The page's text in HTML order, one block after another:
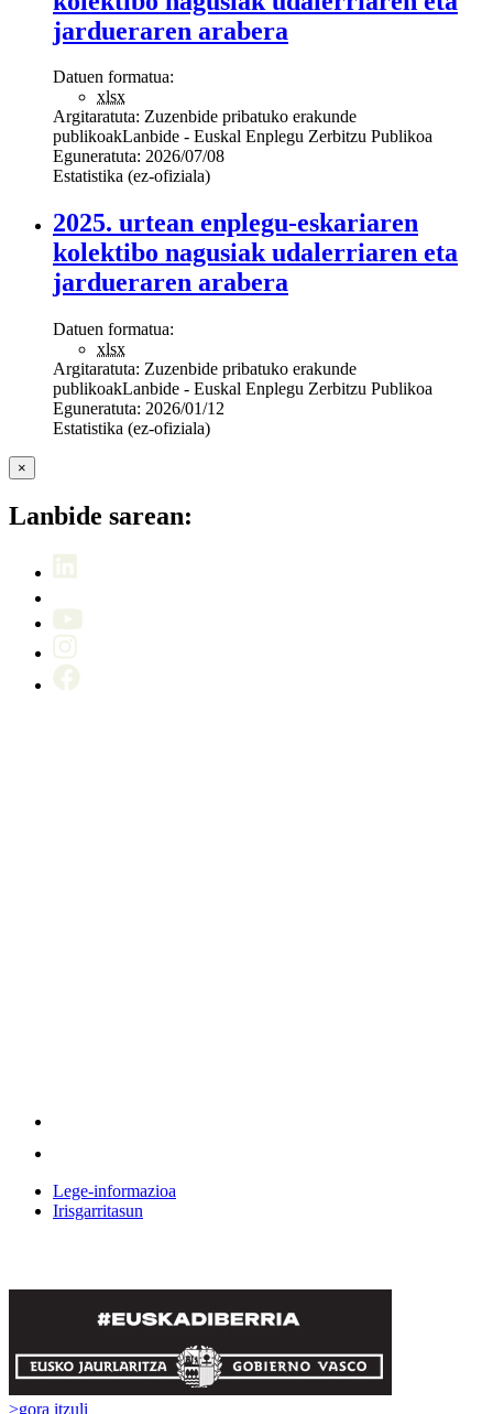
jardueraren arabera
Datuen formatua:
xlsx
Argitaratuta: Zuzenbide pribatuko erakunde
publikoakLanbide - Euskal Enplegu Zerbitzu Publikoa
Eguneratuta: 2026/07/08
Estatistika (ez-ofiziala)
2025. urtean enplegu-eskariaren
kolektibo nagusiak udalerriaren eta
jardueraren arabera
Datuen formatua:
xlsx
Argitaratuta: Zuzenbide pribatuko erakunde
publikoakLanbide - Euskal Enplegu Zerbitzu Publikoa
Eguneratuta: 2026/01/12
Estatistika (ez-ofiziala)
×
Lanbide sarean:
Lege-informazioa
Irisgarritasun
>gora itzuli